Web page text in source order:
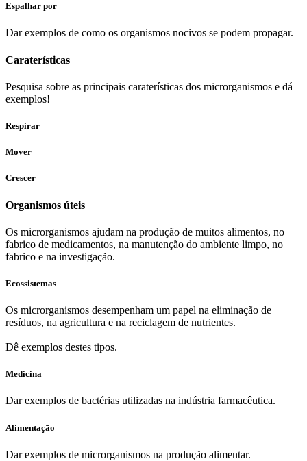
Espalhar por
Dar exemplos de como os organismos nocivos se podem propagar.
Caraterísticas
Pesquisa sobre as principais caraterísticas dos microrganismos e dá
exemplos!
Respirar
Mover
Crescer
Organismos úteis
Os microrganismos ajudam na produção de muitos alimentos, no
fabrico de medicamentos, na manutenção do ambiente limpo, no
fabrico e na investigação.
Ecossistemas
Os microrganismos desempenham um papel na eliminação de
resíduos, na agricultura e na reciclagem de nutrientes.
Dê exemplos destes tipos.
Medicina
Dar exemplos de bactérias utilizadas na indústria farmacêutica.
Alimentação
Dar exemplos de microrganismos na produção alimentar.